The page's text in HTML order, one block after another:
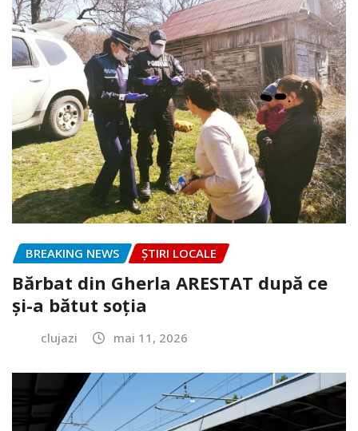
BREAKING NEWS ȘTIRI LOCALE
Bărbat din Gherla ARESTAT după ce
și-a bătut soția
clujazi mai 11, 2026